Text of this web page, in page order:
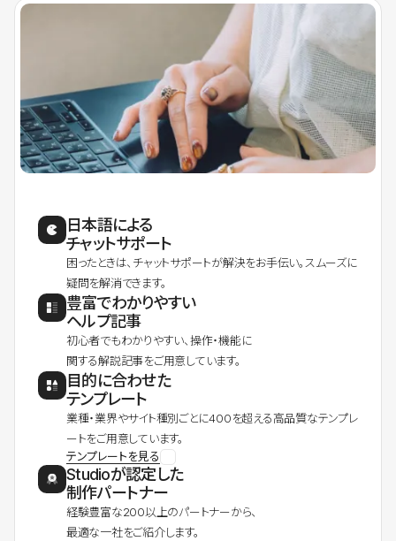
日本語による
チャットサポート
困ったときは、チャットサポートが解決をお手伝い。スムーズに
疑問を解消できます。
豊富でわかりやすい
ヘルプ記事
初心者でもわかりやすい、操作・機能に
関する解説記事をご用意しています。
目的に合わせた
テンプレート
業種・業界やサイト種別ごとに400を超える高品質なテンプレ
ートをご用意しています。
テンプレートを見る
Studioが認定した
制作パートナー
経験豊富な200以上のパートナーから、
最適な一社をご紹介します。